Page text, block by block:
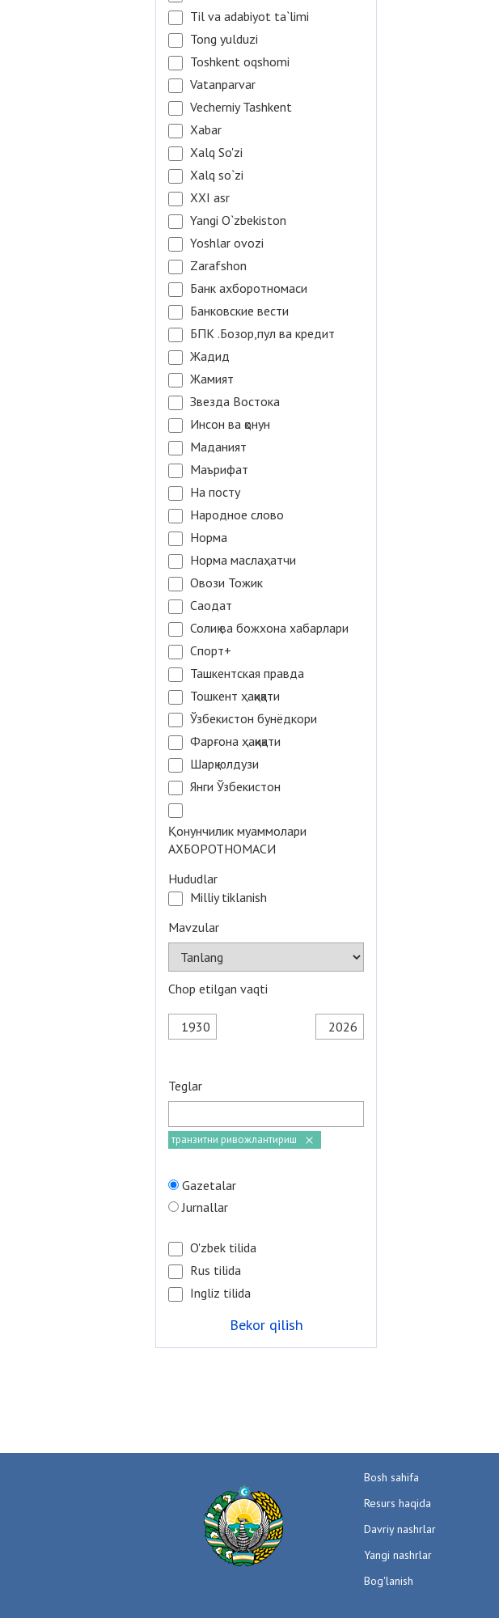
Til va adabiyot ta`limi
Tong yulduzi
Toshkent oqshomi
Vatanparvar
Vecherniy Tashkent
Xabar
Xalq So'zi
Xalq so`zi
XXI asr
Yangi O`zbekiston
Yoshlar ovozi
Zarafshon
Банк ахборотномаси
Банковские вести
БПК .Бозор,пул ва кредит
Жадид
Жамият
Звезда Востока
Инсон ва қонун
Маданият
Маърифат
На посту
Народное слово
Норма
Норма маслаҳатчи
Овози Тожик
Саодат
Солиқ ва божхона хабарлари
Спорт+
Ташкентская правда
Тошкент ҳақиқати
Ўзбекистон бунёдкори
Фарғона ҳақиқати
Шарқ юлдузи
Янги Ўзбекистон
Қонунчилик муаммолари
АХБОРОТНОМАСИ
Hududlar
Milliy tiklanish
Mavzular
Chop etilgan vaqti
Teglar
транзитни ривожлантириш
Gazetalar
Jurnallar
O'zbek tilida
Rus tilida
Ingliz tilida
Bekor qilish
Bosh sahifa
Resurs haqida
Davriy nashrlar
Yangi nashrlar
Bog'lanish